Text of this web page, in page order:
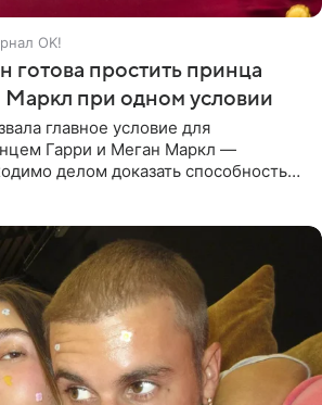
OK!
готова простить принца
Маркл при одном условии
главное условие для
Гарри и Меган Маркл —
делом доказать способность